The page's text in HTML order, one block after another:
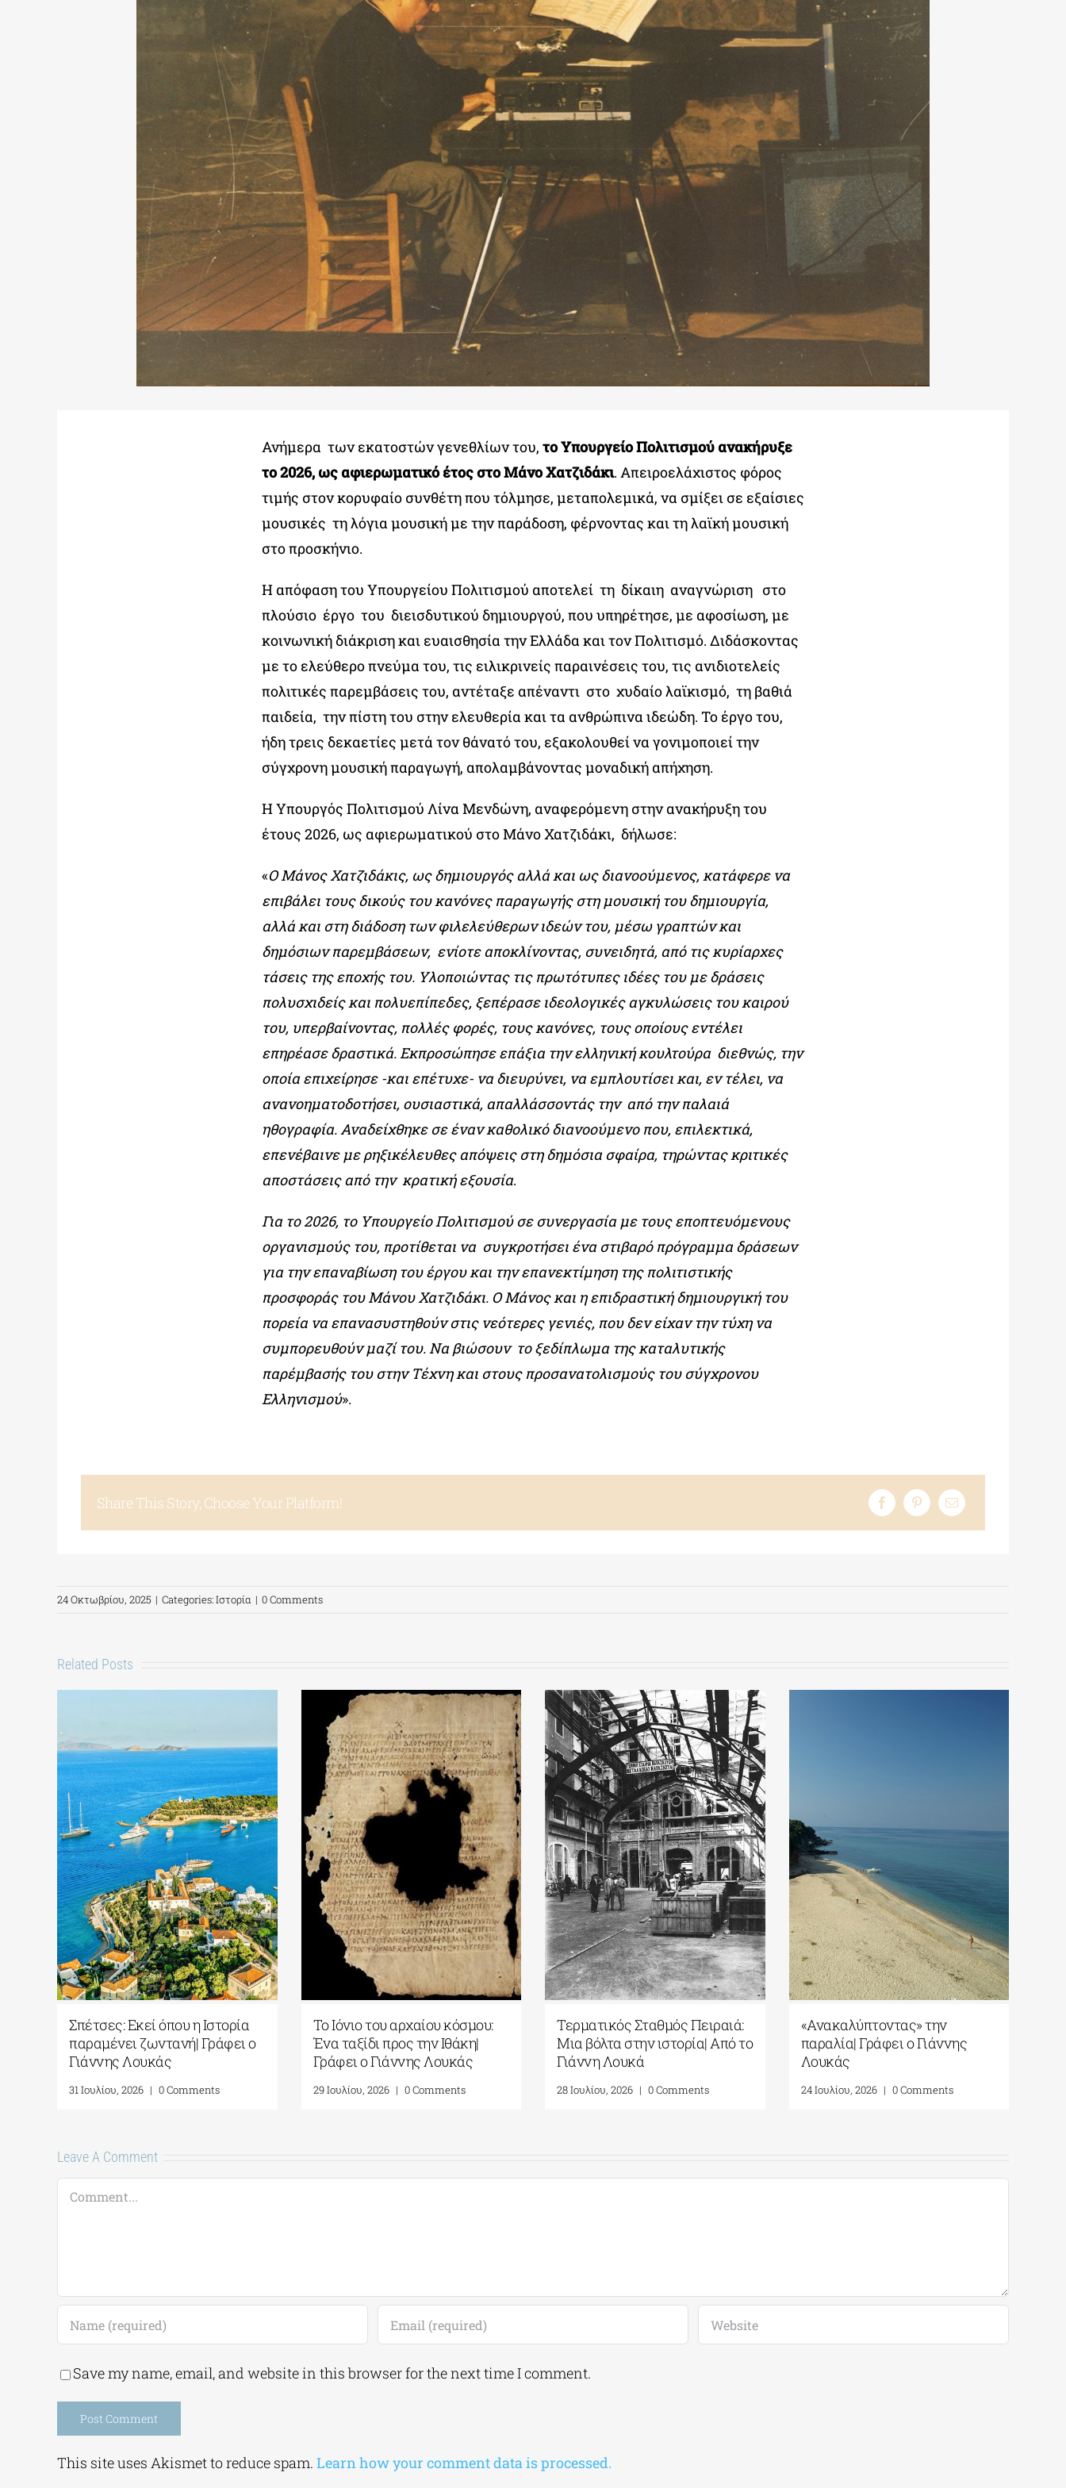
Ανήμερα των εκατοστών γενεθλίων του, το Υπουργείο Πολιτισμού ανακήρυξε
το 2026, ως αφιερωματικό έτος στο Μάνο Χατζιδάκι. Απειροελάχιστος φόρος
τιμής στον κορυφαίο συνθέτη που τόλμησε, μεταπολεμικά, να σμίξει σε εξαίσιες
μουσικές τη λόγια μουσική με την παράδοση, φέρνοντας και τη λαϊκή μουσική
στο προσκήνιο.
Η απόφαση του Υπουργείου Πολιτισμού αποτελεί τη δίκαιη αναγνώριση στο
πλούσιο έργο του διεισδυτικού δημιουργού, που υπηρέτησε, με αφοσίωση, με
κοινωνική διάκριση και ευαισθησία την Ελλάδα και τον Πολιτισμό. Διδάσκοντας
με το ελεύθερο πνεύμα του, τις ειλικρινείς παραινέσεις του, τις ανιδιοτελείς
πολιτικές παρεμβάσεις του, αντέταξε απέναντι στο χυδαίο λαϊκισμό, τη βαθιά
παιδεία, την πίστη του στην ελευθερία και τα ανθρώπινα ιδεώδη. Το έργο του,
ήδη τρεις δεκαετίες μετά τον θάνατό του, εξακολουθεί να γονιμοποιεί την
σύγχρονη μουσική παραγωγή, απολαμβάνοντας μοναδική απήχηση.
Η Υπουργός Πολιτισμού Λίνα Μενδώνη, αναφερόμενη στην ανακήρυξη του
έτους 2026, ως αφιερωματικού στο Μάνο Χατζιδάκι, δήλωσε:
«Ο Μάνος Χατζιδάκις, ως δημιουργός αλλά και ως διανοούμενος, κατάφερε να
επιβάλει τους δικούς του κανόνες παραγωγής στη μουσική του δημιουργία,
αλλά και στη διάδοση των φιλελεύθερων ιδεών του, μέσω γραπτών και
δημόσιων παρεμβάσεων, ενίοτε αποκλίνοντας, συνειδητά, από τις κυρίαρχες
τάσεις της εποχής του. Υλοποιώντας τις πρωτότυπες ιδέες του με δράσεις
πολυσχιδείς και πολυεπίπεδες, ξεπέρασε ιδεολογικές αγκυλώσεις του καιρού
του, υπερβαίνοντας, πολλές φορές, τους κανόνες, τους οποίους εντέλει
επηρέασε δραστικά. Εκπροσώπησε επάξια την ελληνική κουλτούρα διεθνώς, την
οποία επιχείρησε -και επέτυχε- να διευρύνει, να εμπλουτίσει και, εν τέλει, να
ανανοηματοδοτήσει, ουσιαστικά, απαλλάσσοντάς την από την παλαιά
ηθογραφία. Αναδείχθηκε σε έναν καθολικό διανοούμενο που, επιλεκτικά,
επενέβαινε με ρηξικέλευθες απόψεις στη δημόσια σφαίρα, τηρώντας κριτικές
αποστάσεις από την κρατική εξουσία.
Για το 2026, το Υπουργείο Πολιτισμού σε συνεργασία με τους εποπτευόμενους
οργανισμούς του, προτίθεται να συγκροτήσει ένα στιβαρό πρόγραμμα δράσεων
για την επαναβίωση του έργου και την επανεκτίμηση της πολιτιστικής
προσφοράς του Μάνου Χατζιδάκι. Ο Μάνος και η επιδραστική δημιουργική του
πορεία να επανασυστηθούν στις νεότερες γενιές, που δεν είχαν την τύχη να
συμπορευθούν μαζί του. Να βιώσουν το ξεδίπλωμα της καταλυτικής
παρέμβασής του στην Τέχνη και στους προσανατολισμούς του σύγχρονου
Ελληνισμού».
Share This Story, Choose Your Platform!
24 Οκτωβρίου, 2025 | Categories:Ιστορία | 0 Comments
Related Posts
Σπέτσες: Εκεί όπου η Ιστορία
παραμένει ζωντανή| Γράφει ο
Γιάννης Λουκάς
31 Ιουλίου, 2026 | 0 Comments
Το Ιόνιο του αρχαίου κόσμου:
Ένα ταξίδι προς την Ιθάκη|
Γράφει ο Γιάννης Λουκάς
29 Ιουλίου, 2026 | 0 Comments
Τερματικός Σταθμός Πειραιά:
Μια βόλτα στην ιστορία| Από το
Γιάννη Λουκά
28 Ιουλίου, 2026 | 0 Comments
«Ανακαλύπτοντας» την
παραλία| Γράφει ο Γιάννης
Λουκάς
24 Ιουλίου, 2026 | 0 Comments
Leave A Comment
Comment
Save my name, email, and website in this browser for the next time I comment.
This site uses Akismet to reduce spam. Learn how your comment data is processed.